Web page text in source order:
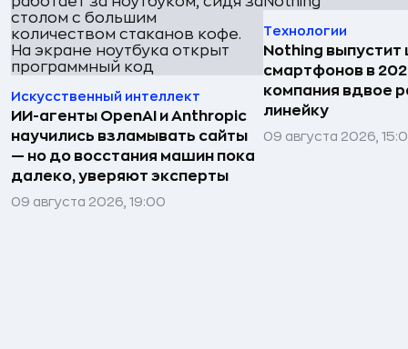
Искусственный интеллект
ИИ-агенты OpenAI и Anthropic
научились взламывать сайты
— но до восстания машин пока
далеко, уверяют эксперты
09 августа 2026, 19:00
Технологии
Nothing выпустит
смартфонов в
компания вдвое
линейку
09 августа 2026,